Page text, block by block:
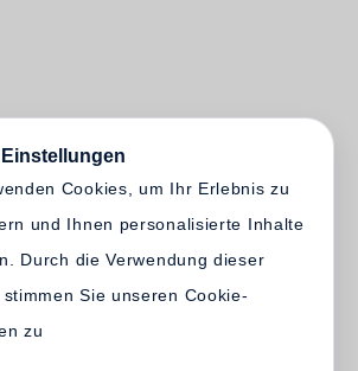
Cookies, um Ihr Erlebnis zu
und Ihnen personalisierte Inhalte
Durch die Verwendung dieser
Sie unseren Cookie-
zu